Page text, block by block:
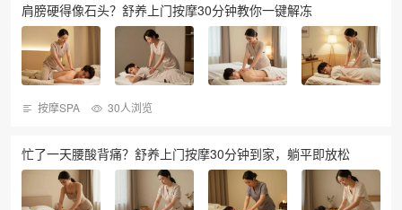
肩膀硬得像石头？舒养上门按摩30分钟教你一键解冻
按摩SPA 30人浏览
忙了一天腰酸背痛？舒养上门按摩30分钟到家，躺平即放松